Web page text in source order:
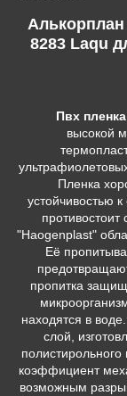
8283 Laqu
Пвх
высокой
Пленка
устойчивостью
"Haogenplast"
Её
пропитка
находятся в
слой,
коэффициент
возможным